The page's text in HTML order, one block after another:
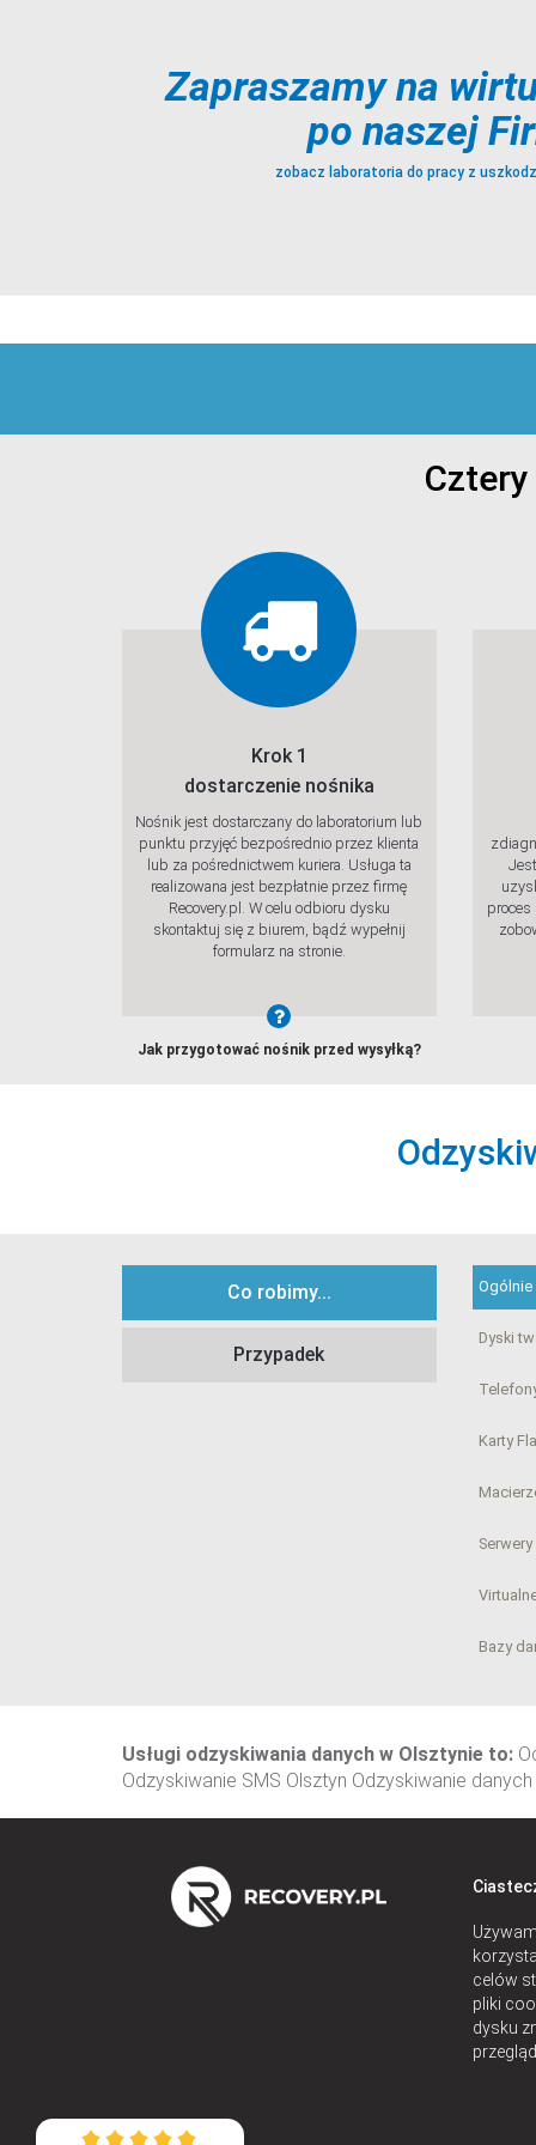
Zapraszamy na
po naszej
zobacz laboratoria do pracy z
Krok 1
dostarczenie nośnika
Nośnik jest dostarczany do laboratorium lub
punktu przyjęć bezpośrednio przez klienta
lub za pośrednictwem kuriera. Usługa ta
realizowana jest bezpłatnie przez firmę
Recovery.pl. W celu odbioru dysku
skontaktuj się z biurem, bądź wypełnij
formularz na stronie.
Jak przygotować nośnik przed wysyłką?
proces
Co robimy...
Przypadek
Ogólnie
Dyski
Karty
Serwery
Bazy
Usługi odzyskiwania danych w Olsztynie to:
Odzyskiwanie SMS Olsztyn Odzyskiwanie
celów
pliki
dysku